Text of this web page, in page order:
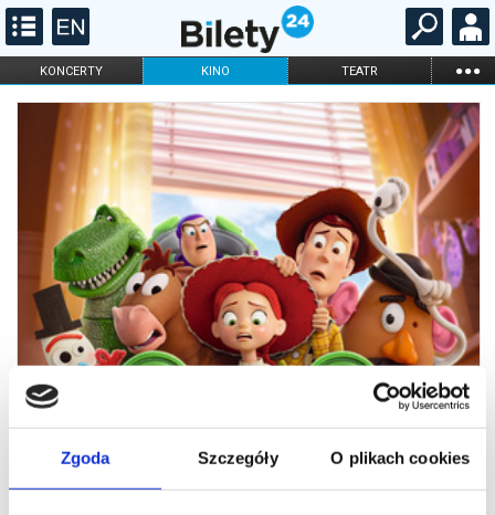
Zgoda Szczegóły O plikach cookies
KONCERTY KINO TEATR ...
FILHARMONIA OPERA I BALET
STAND-UP
ONLINE KARNETY